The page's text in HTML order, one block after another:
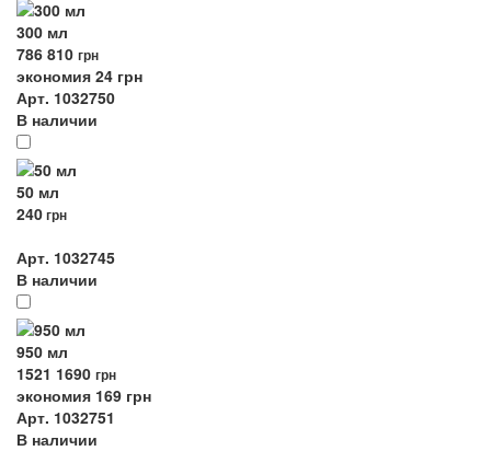
300 мл
786 810 грн
экономия 24 грн
Арт. 1032750
В наличии
50 мл
240грн
Арт. 1032745
В наличии
950 мл
1521 1690 грн
экономия 169 грн
Арт. 1032751
В наличии